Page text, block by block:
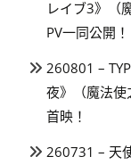
レイブ3》（
PV一同公開！
260801 –
夜》（魔法
首映！
260731 – 天